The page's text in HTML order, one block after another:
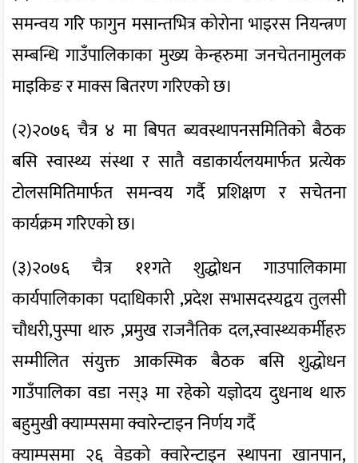
समन्वय गरि फागुन मसान्तभित्र कोरोना भाइरस नियन्त्रण
सम्बन्धि गाउँपालिकाका मुख्य केन्हरुमा जनचेतनामुलक
माइकिङ र माक्स बितरण गरिएको छ।
(२)२०७६ चैत्र ४ मा बिपत ब्यवस्थापनसमितिको बैठक
बसि स्वास्थ्य संस्था र सातै वडाकार्यलयमार्फत प्रत्येक
टोलसमितिमार्फत समन्वय गर्दै प्रशिक्षण र सचेतना
कार्यक्रम गरिएको छ।
(३)२०७६ चैत्र ११गते शुद्धोधन गाउपालिकामा
कार्यपालिकाका पदाधिकारी ,प्रदेश सभासदस्यद्वय तुलसी
चौधरी,पुस्पा थारु ,प्रमुख राजनैतिक दल,स्वास्थ्यकर्मीहरु
सम्मीलित संयुक्त आकस्मिक बैठक बसि शुद्धोधन
गाउँपालिका वडा नस्३ मा रहेको यज्ञोदय दुधनाथ थारु
बहुमुखी क्याम्पसमा क्वारेन्टाइन निर्णय गर्दै
क्याम्पसमा २६ वेडको क्वारेन्टाइन स्थापना खानपान,